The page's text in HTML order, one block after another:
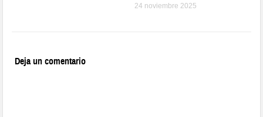
24 noviembre 2025
Deja un comentario